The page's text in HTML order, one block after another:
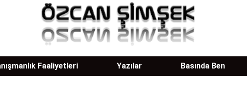
Faaliyetleri Yazılar Basında Ben